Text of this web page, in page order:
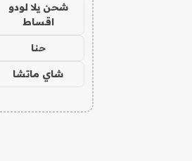
شحن يلا لودو
اقساط
حنا
شاي ماتشا